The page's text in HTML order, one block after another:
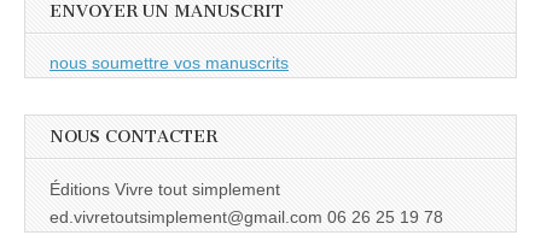
ENVOYER UN MANUSCRIT
nous soumettre vos manuscrits
NOUS CONTACTER
Éditions Vivre tout simplement
ed.vivretoutsimplement@gmail.com 06 26 25 19 78